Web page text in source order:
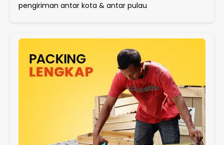
pengiriman antar kota & antar pulau